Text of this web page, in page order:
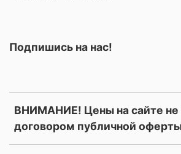
ВНИМАНИЕ! Цены на сайте не
договором публичной
Подпишись на нас!